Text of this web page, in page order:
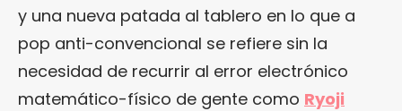
y una nueva patada al tablero en lo que a
pop anti-convencional se refiere sin la
necesidad de recurrir al error electrónico
matemático-físico de gente como Ryoji